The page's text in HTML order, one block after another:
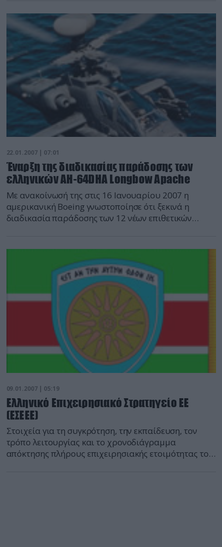
των βασικών προδιαγραφών θωράκισης στις δοκιμές
Σεπτεμβρίου.
22.01.2007 | 07:01
Έναρξη της διαδικασίας παράδοσης των
ελληνικών AH-64DHA Longbow Apache
Με ανακοίνωσή της στις 16 Ιανουαρίου 2007 η
αμερικανική Boeing γνωστοποίησε ότι ξεκινά η
διαδικασία παράδοσης των 12 νέων επιθετικών
09.01.2007 | 05:19
Ελληνικό Επιχειρησιακό Στρατηγείο ΕΕ
(ΕΣΕΕΕ)
Στοιχεία για τη συγκρότηση, την εκπαίδευση, τον
τρόπο λειτουργίας και το χρονοδιάγραμμα
απόκτησης πλήρους επιχειρησιακής ετοιμότητας του